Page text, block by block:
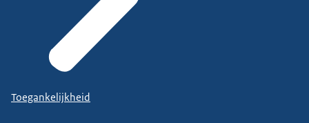
Toegankelijkheid